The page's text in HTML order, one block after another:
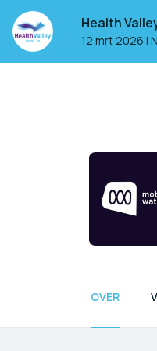
Health
12 mrt 2026 |
OVER